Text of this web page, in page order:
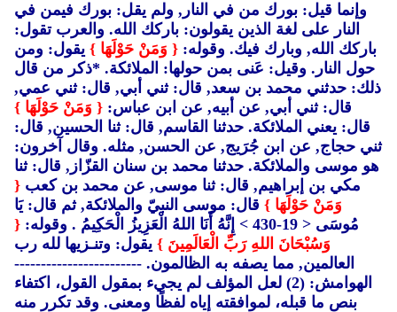
وإنما قيل: بورك من في النار, ولم يقل: بورك فيمن في
النار على لغة الذين يقولون: باركك الله. والعرب تقول:
باركك الله, وبارك فيك. وقوله: { وَمَنْ حَوْلَهَا } يقول: ومن
حول النار. وقيل: عَنى بمن حولها: الملائكة. *ذكر من قال
ذلك: حدثني محمد بن سعد, قال: ثني أبي, قال: ثني عمي,
قال: ثني أبي, عن أبيه, عن ابن عباس: { وَمَنْ حَوْلَهَا }
قال: يعني الملائكة. حدثنا القاسم, قال: ثنا الحسين, قال:
ثني حجاج, عن ابن جُرَيج, عن الحسن, مثله. وقال آخرون:
هو موسى والملائكة. حدثنا محمد بن سنان القزّاز, قال: ثنا
مكي بن إبراهيم, قال: ثنا موسى, عن محمد بن كعب {
وَمَنْ حَوْلَهَا } قال: موسى النبيّ والملائكة, ثم قال: يَا
مُوسَى < 19-430 > إِنَّهُ أَنَا اللهُ الْعَزِيزُ الْحَكِيمُ . وقوله:
{
وَسُبْحَانَ اللهِ رَبِّ الْعَالَمِينَ } يقول: وتنـزيها لله رب
العالمين, مما يصفه به الظالمون. ------------------------
الهوامش: (2)
لعل المؤلف لم يجيء بمقول القول، اكتفاء
بنص ما قبله، لموافقته إياه لفظًا ومعنى. وقد تكرر منه